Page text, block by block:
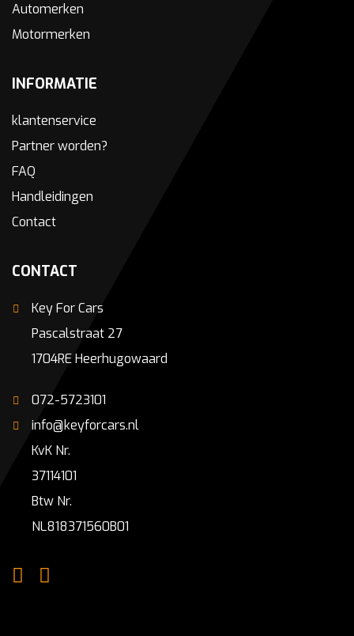
Automerken
Motormerken
INFORMATIE
klantenservice
Partner worden?
FAQ
Handleidingen
Contact
CONTACT
Key For Cars
Pascalstraat 27
1704RE Heerhugowaard
072-5723101
info@keyforcars.nl
KvK Nr.
37114101
Btw Nr.
NL818371560B01